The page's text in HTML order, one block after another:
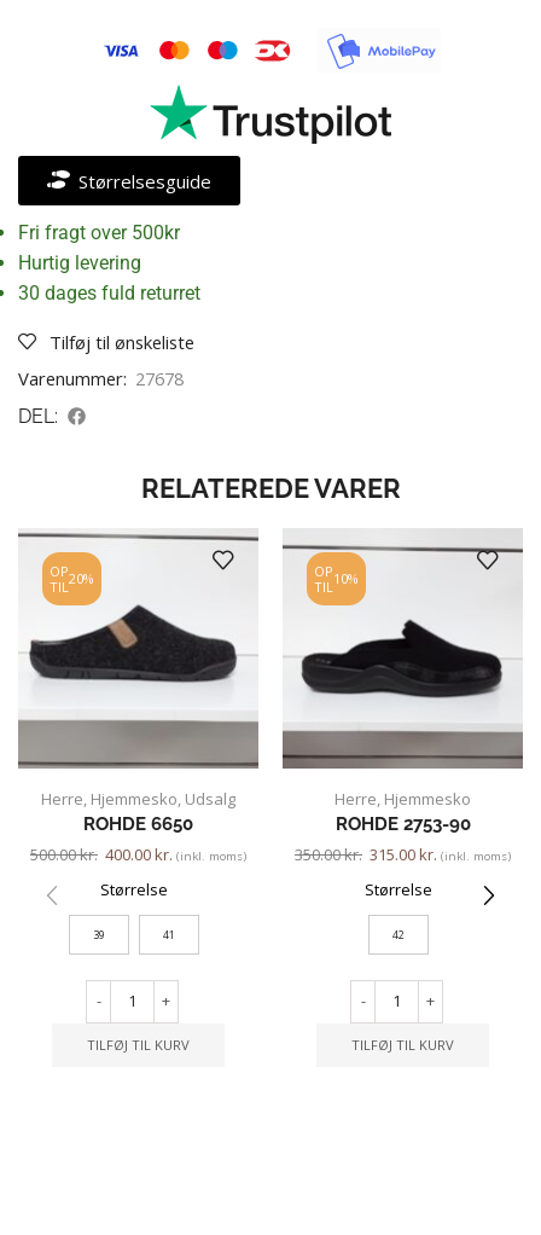
Størrelsesguide
Fri fragt over 500kr
Hurtig levering
30 dages fuld returret
Tilføj til ønskeliste
Varenummer: 27678
DEL:
RELATEREDE VARER
OP
TIL 20%
Herre Hjemmesko Udsalg
ROHDE 6650
500.00kr. 400.00kr. (inkl. moms)
Størrelse
39 41
- +
TILFØJ TIL KURV
OP
TIL 10%
Herre Hjemmesko
ROHDE 2753-90
350.00kr. 315.00kr. (inkl. moms)
Størrelse
42
- +
TILFØJ TIL KURV